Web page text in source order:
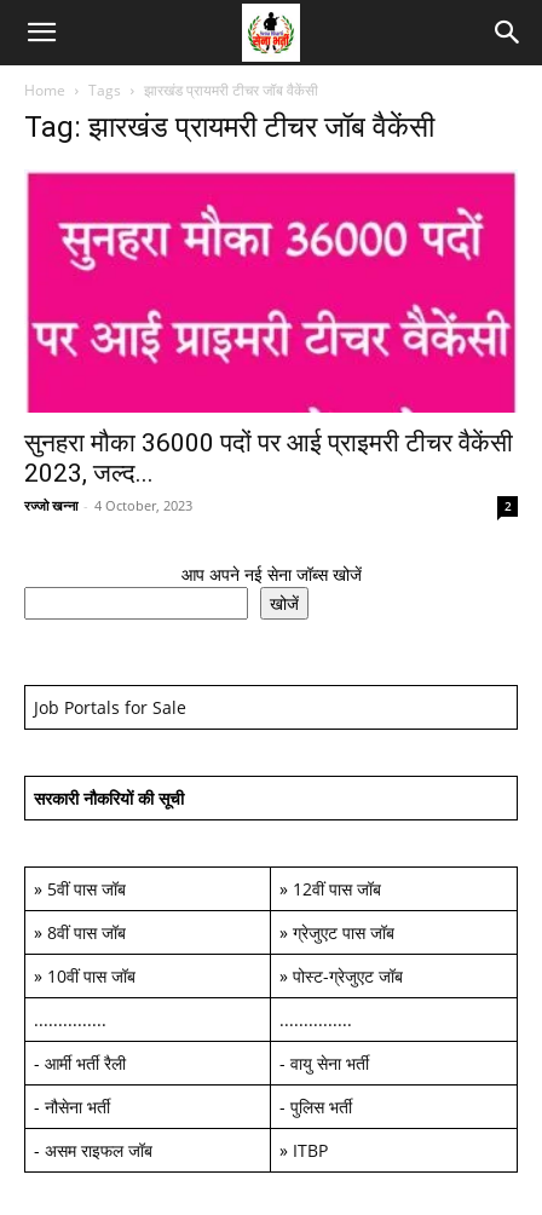
Home Tags झारखंड प्रायमरी टीचर जॉब वैकेंसी
Tag: झारखंड प्रायमरी टीचर जॉब वैकेंसी
सुनहरा मौका 36000 पदों पर आई प्राइमरी टीचर वैकेंसी
2023, जल्द...
रज्जो खन्ना - 4 October, 2023 2
आप अपने नई सेना जॉब्स खोजें
खोजें
Job Portals for Sale
सरकारी नौकरियों की सूची
» 5वीं पास जॉब » 12वीं पास जॉब
» 8वीं पास जॉब » ग्रेजुएट पास जॉब
» 10वीं पास जॉब » पोस्ट-ग्रेजुएट जॉब
...............
...............
- आर्मी भर्ती रैली - वायु सेना भर्ती
- नौसेना भर्ती - पुलिस भर्ती
- असम राइफल जॉब » ITBP